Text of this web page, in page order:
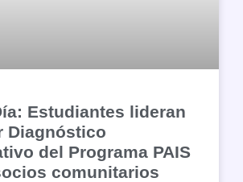
Estudiantes lideran
Diagnóstico
del Programa PAIS
comunitarios